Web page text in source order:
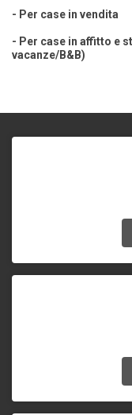
- Per case in vendita
- Per case in affitto e
vacanze/B&B)